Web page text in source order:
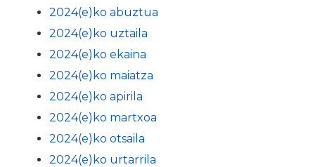
2024(e)ko abuztua
2024(e)ko uztaila
2024(e)ko ekaina
2024(e)ko maiatza
2024(e)ko apirila
2024(e)ko martxoa
2024(e)ko otsaila
2024(e)ko urtarrila